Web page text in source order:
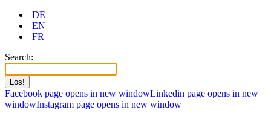
DE
EN
FR
Search:
Facebook page opens in new windowLinkedin page opens in new
windowInstagram page opens in new window